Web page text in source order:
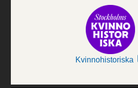
Kvinnohistoriska